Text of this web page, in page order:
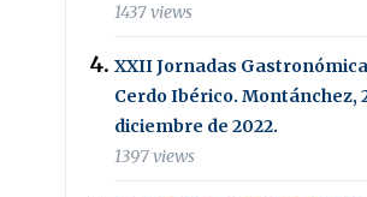
1437 views
XXII Jornadas
Cerdo Ibérico. Montánchez,
diciembre de 2022.
1397 views